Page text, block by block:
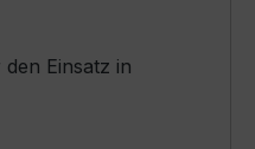
Einsatz in